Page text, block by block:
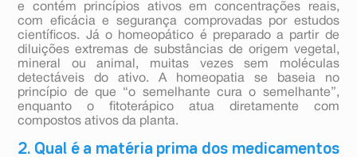
e contém princípios ativos em concentrações reais,
com eficácia e segurança comprovadas por estudos
científicos. Já o homeopático é preparado a partir de
diluições extremas de substâncias de origem vegetal,
mineral ou animal, muitas vezes sem moléculas
detectáveis do ativo. A homeopatia se baseia no
princípio de que “o semelhante cura o semelhante”,
enquanto o fitoterápico atua diretamente com
compostos ativos da planta.
2. Qual é a matéria prima dos medicamentos